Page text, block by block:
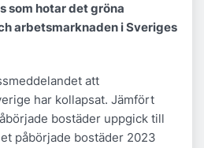
som hotar det gröna
arbetsmarknaden i Sveriges
att
har kollapsat. Jämfört
bostäder uppgick till
påbörjade bostäder 2023